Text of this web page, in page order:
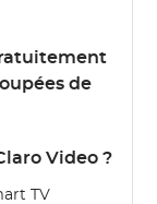
de
Video ?
TV